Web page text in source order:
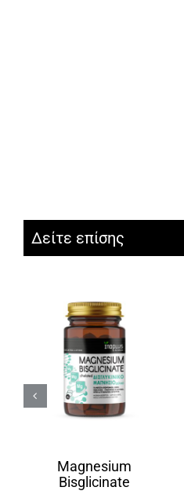
Δείτε επίσης
Magnesium
Bisglicinate